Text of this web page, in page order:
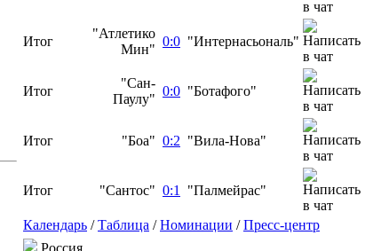
Итог
"Атлетико
Мин"
0:0 "Интернасьональ"
Итог
"Сан-
Паулу"
0:0 "Ботафого"
Итог "Боа" 0:2 "Вила-Нова"
Итог "Сантос" 0:1 "Палмейрас"
Календарь /Таблица /Номинации /Пресс-центр
Россия